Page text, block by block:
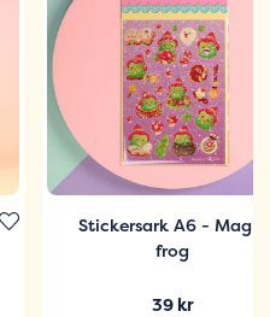
Stickersark A6 - Magic
frog
39 kr